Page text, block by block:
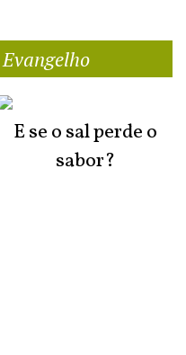
Evangelho
E se o sal perde o
sabor?